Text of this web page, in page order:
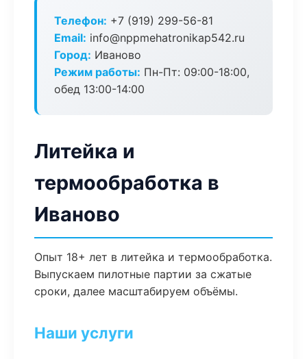
Телефон: +7 (919) 299-56-81
Email: info@nppmehatronikap542.ru
Город: Иваново
Режим работы: Пн-Пт: 09:00-18:00,
обед 13:00-14:00
Литейка и
термообработка в
Иваново
Опыт 18+ лет в литейка и термообработка.
Выпускаем пилотные партии за сжатые
сроки, далее масштабируем объёмы.
Наши услуги